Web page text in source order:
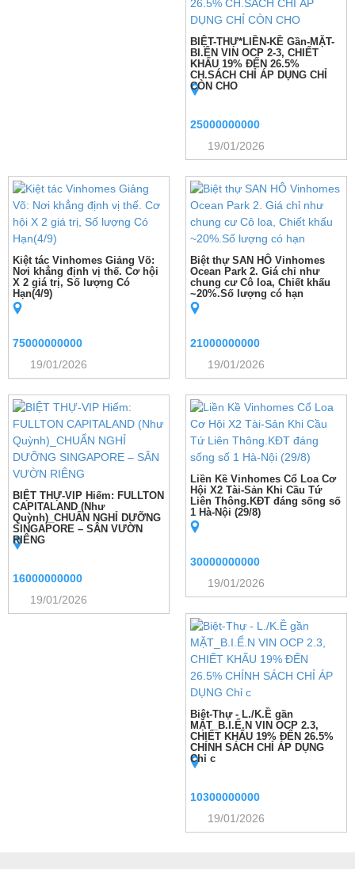
BIỆT-THỰ*LIỀN-KỀ Gần-MẶT-
BI.ỂN VIN OCP 2-3, CHIẾT
KHẤU 19% ĐẾN 26.5%
CH.SÁCH CHỈ ÁP DỤNG CHỈ
CÒN CHO
25000000000
19/01/2026
Kiệt tác Vinhomes Giảng Võ:
Nơi khẳng định vị thế. Cơ hội
X 2 giá trị, Số lượng Có
Hạn(4/9)
75000000000
19/01/2026
Biệt thự SAN HÔ Vinhomes
Ocean Park 2. Giá chỉ như
chung cư Cô loa, Chiết khấu
~20%.Số lượng có hạn
21000000000
19/01/2026
BIỆT THỰ-VIP Hiếm: FULLTON
CAPITALAND (Như
Quỳnh)_CHUẨN NGHỈ DƯỠNG
SINGAPORE – SÂN VƯỜN
RIÊNG
16000000000
19/01/2026
Liền Kề Vinhomes Cổ Loa Cơ
Hội X2 Tài-Sản Khi Cầu Tứ
Liên Thông.KĐT đáng sống số
1 Hà-Nội (29/8)
30000000000
19/01/2026
Biệt-Thự - L./K.Ề gần
MẶT_B.I.Ể.N VIN OCP 2.3,
CHIẾT KHẤU 19% ĐẾN 26.5%
CHÍNH SÁCH CHỈ ÁP DỤNG
Chỉ c
10300000000
19/01/2026